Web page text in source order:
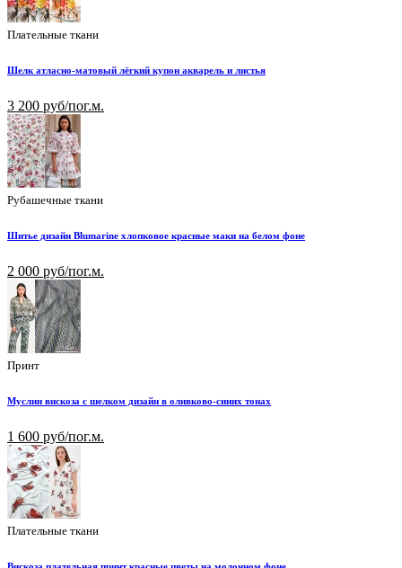
Плательные ткани
Шелк атласно-матовый лёгкий купон акварель и листья
3 200 руб/пог.м.
Рубашечные ткани
Шитье дизайн Blumarine хлопковое красные маки на белом фоне
2 000 руб/пог.м.
Принт
Муслин вискоза с шелком дизайн в оливково-синих тонах
1 600 руб/пог.м.
Плательные ткани